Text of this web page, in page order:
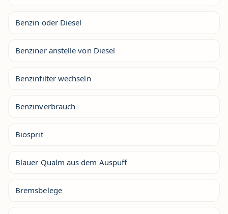
Benzin oder Diesel
Benziner anstelle von Diesel
Benzinfilter wechseln
Benzinverbrauch
Biosprit
Blauer Qualm aus dem Auspuff
Bremsbelege